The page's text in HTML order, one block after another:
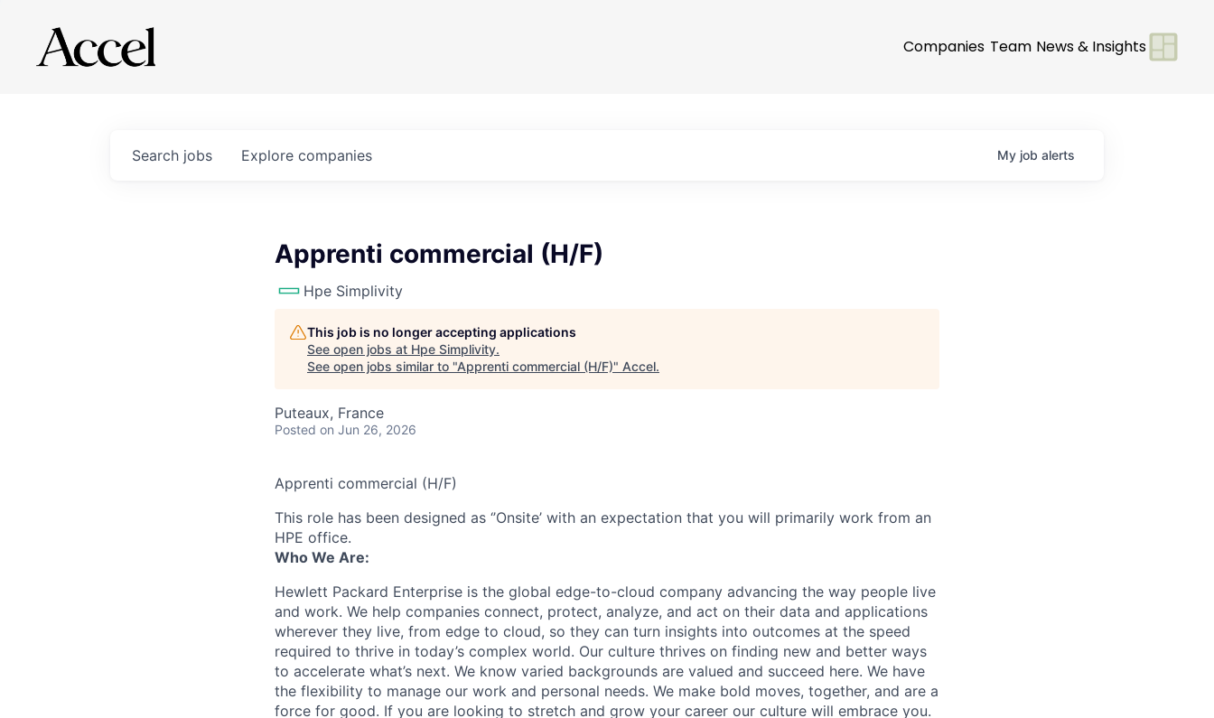
Companies Team News & Insights
Search jobs Explore companies My job alerts
Apprenti commercial (H/F)
Hpe Simplivity
This job is no longer accepting applications
See open jobs at Hpe Simplivity.
See open jobs similar to "Apprenti commercial (H/F)" Accel.
Puteaux, France
Posted on Jun 26, 2026
Apprenti commercial (H/F)
This role has been designed as ‘’Onsite’ with an expectation that you will primarily work from an
HPE office.
Who We Are:
Hewlett Packard Enterprise is the global edge-to-cloud company advancing the way people live
and work. We help companies connect, protect, analyze, and act on their data and applications
wherever they live, from edge to cloud, so they can turn insights into outcomes at the speed
required to thrive in today’s complex world. Our culture thrives on finding new and better ways
to accelerate what’s next. We know varied backgrounds are valued and succeed here. We have
the flexibility to manage our work and personal needs. We make bold moves, together, and are a
force for good. If you are looking to stretch and grow your career our culture will embrace you.